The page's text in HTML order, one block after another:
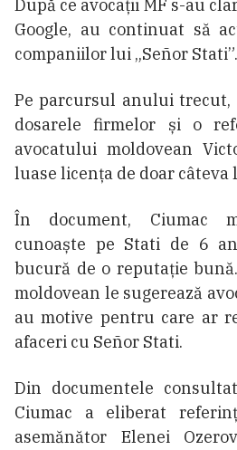
După ce avocații MF s-au
Google, au continuat să
companiilor lui „Señor Stati”.
Pe parcursul anului trecut,
dosarele firmelor și o
avocatului moldovean
luase licența de doar câteva
În document, Ciumac
cunoaște pe Stati de 6
bucură de o reputație
moldovean le sugerează
au motive pentru care ar
afaceri cu Señor Stati.
Din documentele
Ciumac a eliberat
asemănător Elenei